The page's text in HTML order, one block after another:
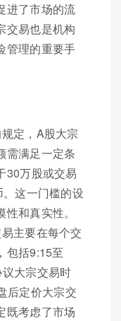
进了市场的流
交易也是机构
管理的重要手
定，A股大宗
需满足一定条
30万股或交易
这一门槛的设
和真实性。
主要在每个交
包括9:15至
大宗交易时
后定价大宗交
既考虑了市场